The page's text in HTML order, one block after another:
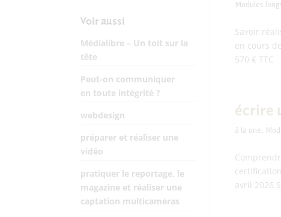
Modules
Savoir
en cours
570 €
écrire
à la une ,
avril 2026
Voir aussi
Médialibre – Un toit sur la
tête
Peut-on communiquer
en toute intégrité ?
webdesign
préparer et réaliser une
vidéo
pratiquer le reportage, le
magazine et réaliser une
captation multicaméras